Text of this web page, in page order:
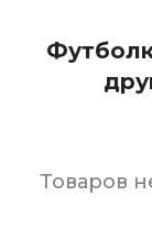
Товаров